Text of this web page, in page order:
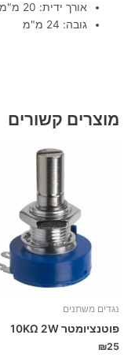
אורך ידית: 20 מ"מ
גובה: 24 מ"מ
מוצרים קשורים
נגדים משתנים
פוטנציומטר 10KΩ 2W
₪25